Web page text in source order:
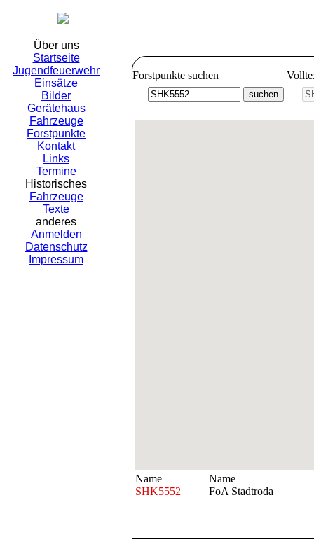
Über uns
Startseite
Jugendfeuerwehr
Einsätze
Bilder
Gerätehaus
Fahrzeuge
Forstpunkte
Kontakt
Links
Termine
Historisches
Fahrzeuge
Texte
anderes
Anmelden
Datenschutz
Impressum
Forstpunkte suchen
Name
Name
SHK5552
FoA Stadtroda